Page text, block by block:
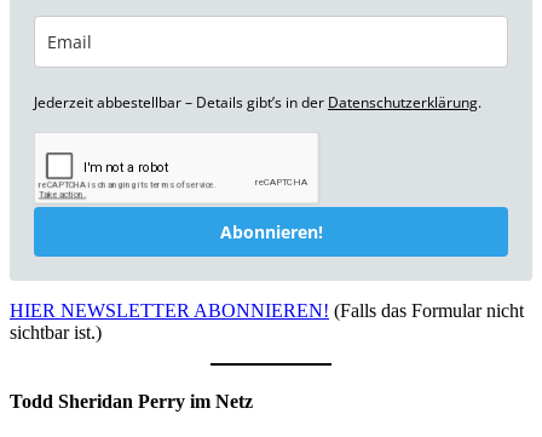
Jederzeit abbestellbar – Details gibt’s in der Datenschutzerklärung.
Abonnieren!
HIER NEWSLETTER ABONNIEREN! (Falls das Formular nicht
sichtbar ist.)
Todd Sheridan Perry im Netz